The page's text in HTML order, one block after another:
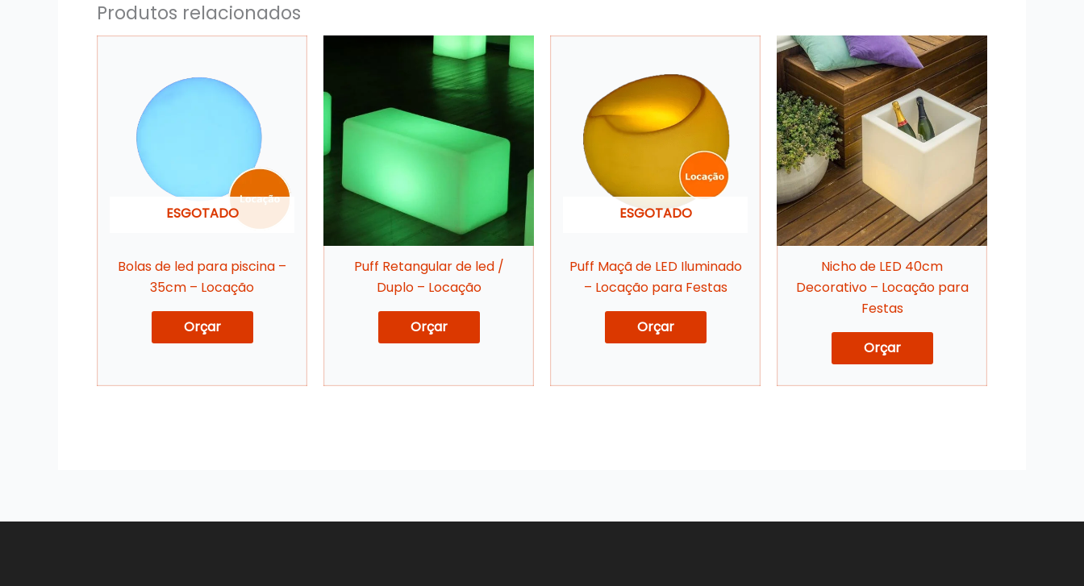
Produtos relacionados
ESGOTADO
Bolas de led para piscina –
35cm – Locação
Orçar
Puff Retangular de led /
Duplo – Locação
Orçar
ESGOTADO
Puff Maçã de LED Iluminado
– Locação para Festas
Orçar
Nicho de LED 40cm
Decorativo – Locação para
Festas
Orçar